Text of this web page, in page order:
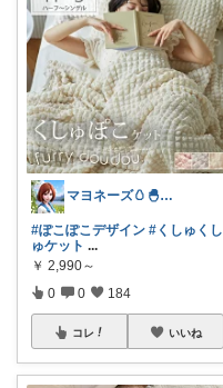
マヨネーズ🥚‪🐣✨️お礼はプロフで♪
#ぽこぽこデザイン #くしゅくし
ゅケット ...
￥ 2,990～
0 0 184
コレ いいね